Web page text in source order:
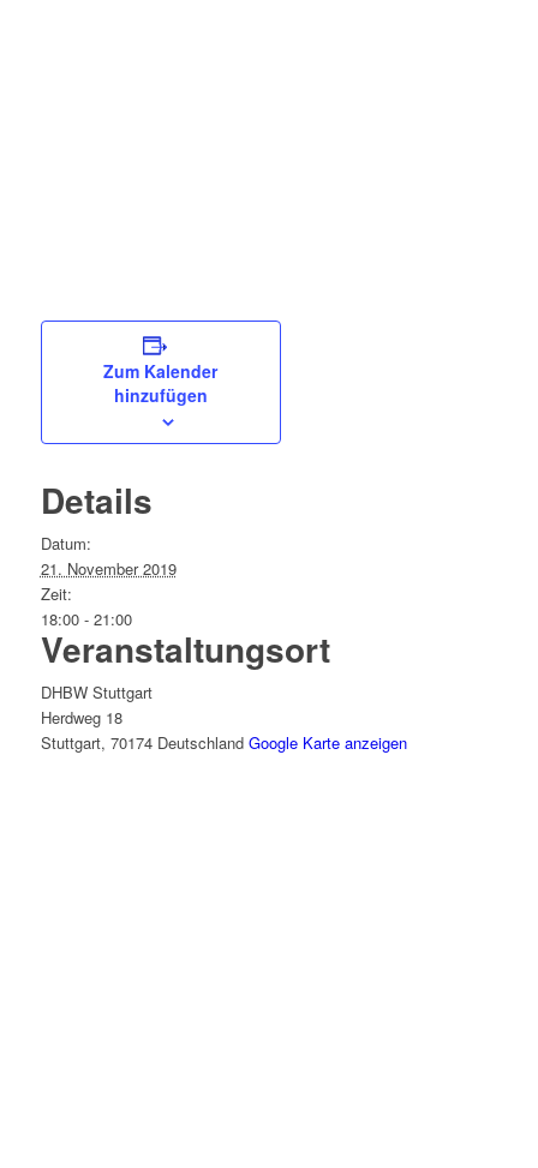
Zum Kalender
hinzufügen
Details
Datum:
21. November 2019
Zeit:
18:00 - 21:00
Veranstaltungsort
DHBW Stuttgart
Herdweg 18
Stuttgart, 70174 Deutschland Google Karte anzeigen